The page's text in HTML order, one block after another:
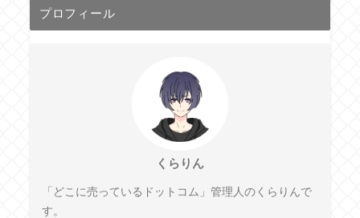
プロフィール
くらりん
「どこに売っているドットコム」管理人のくらりんで
す。